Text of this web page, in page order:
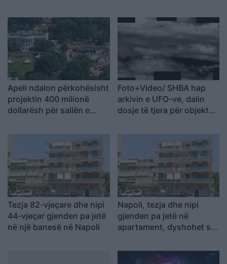
Apeli ndalon përkohësisht
projektin 400 milionë
dollarësh për sallën e
Foto+Video/ SHBA hap
arkivin e UFO-ve, dalin
dosje të tjera për objekte
Tezja 82-vjeçare dhe nipi
44-vjeçar gjenden pa jetë
në një banesë në Napoli
Napoli, tezja dhe nipi
gjenden pa jetë në
apartament, dyshohet se
ditësh